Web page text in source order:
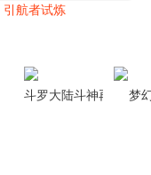
引航者试炼
斗罗大陆斗神再临 梦